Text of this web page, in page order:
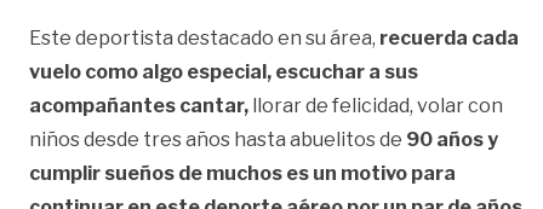
Este deportista destacado en su área, recuerda cada
vuelo como algo especial, escuchar a sus
acompañantes cantar, llorar de felicidad, volar con
niños desde tres años hasta abuelitos de 90 años y
cumplir sueños de muchos es un motivo para